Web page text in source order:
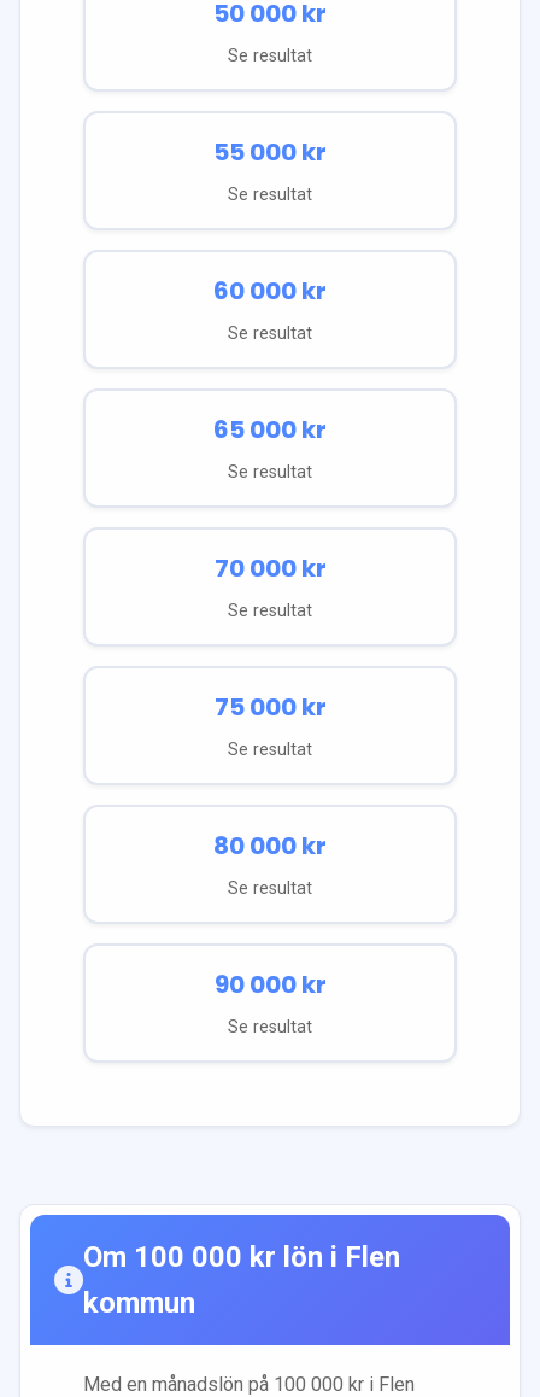
50 000kr
Se resultat
55 000kr
Se resultat
60 000kr
Se resultat
65 000kr
Se resultat
70 000kr
Se resultat
75 000kr
Se resultat
80 000kr
Se resultat
90 000kr
Se resultat
Om 100 000 kr lön i Flen
kommun
Med en månadslön på 100 000 kr i Flen